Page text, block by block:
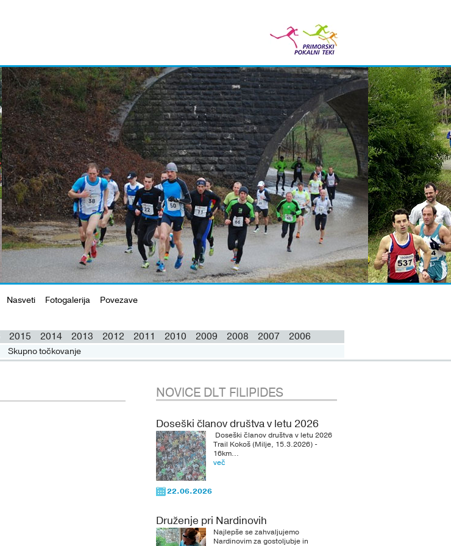
Skupno točkovanje
Skupno točkovanje
2015 2014 2013 2012 2011 2010 2009 2008 2007 2006
Nasveti Fotogalerija Povezave
NOVICE DLT FILIPIDES
Doseški članov društva v letu 2026
Doseški članov društva v letu 2026
Trail Kokoš (Milje, 15.3.2026) -
16km...
več
22.06.2026
Druženje pri Nardinovih
Najlepše se zahvaljujemo
Nardinovim za gostoljubje in